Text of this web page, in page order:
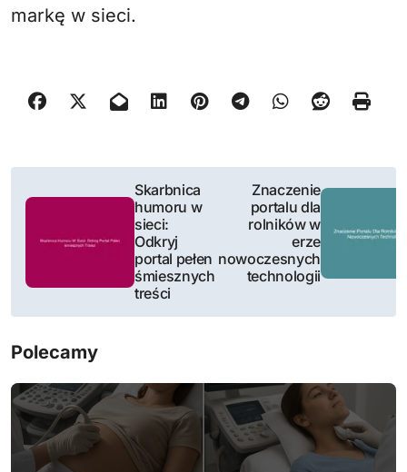
markę w sieci.
a
c
Skarbnica
humoru w
sieci:
Odkryj
portal pełen
śmiesznych
treści
Znaczenie
portalu dla
rolników w
erze
nowoczesnych
technologii
Polecamy